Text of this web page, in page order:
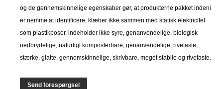
og de gennemskinnelige egenskaber gør, at produkterne pakket indeni
er nemme at identificere, klæber ikke sammen med statisk elektricitet
som plastikposer, indeholder ikke syre, genanvendelige, biologisk
nedbrydelige, naturligt komposterbare, genanvendelige, rivefaste,
stærke, glatte, gennemskinnelige, skrivbare, meget stabile og rivefaste.
Send forespørgsel